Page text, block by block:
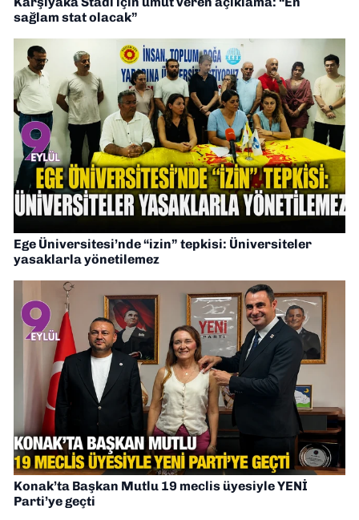
sağlam stat olacak”
Ege Üniversitesi’nde “izin” tepkisi: Üniversiteler
yasaklarla yönetilemez
Konak’ta Başkan Mutlu 19 meclis üyesiyle YENİ
Parti’ye geçti